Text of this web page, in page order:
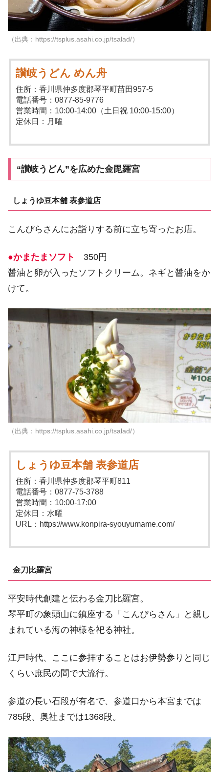
（出典：https://tsplus.asahi.co.jp/tsalad/）
讃岐うどん めん舟
住所：香川県仲多度郡琴平町苗田957-5
電話番号：0877-85-9776
営業時間：10:00-14:00（土日祝 10:00-15:00）
定休日：月曜
“讃岐うどん”を広めた金毘羅宮
しょうゆ豆本舗 表参道店
こんぴらさんにお詣りする前に立ち寄ったお店。
●かまたまソフト
350円
醤油と卵が入ったソフトクリーム。ネギと醤油をか
けて。
（出典：https://tsplus.asahi.co.jp/tsalad/）
しょうゆ豆本舗 表参道店
住所：香川県仲多度郡琴平町811
電話番号：0877-75-3788
営業時間：10:00-17:00
定休日：水曜
URL：https://www.konpira-syouyumame.com/
金刀比羅宮
平安時代創建と伝わる金刀比羅宮。
琴平町の象頭山に鎮座する「こんぴらさん」と親し
まれている海の神様を祀る神社。
江戸時代、ここに参拝することはお伊勢参りと同じ
くらい庶民の間で大流行。
参道の長い石段が有名で、参道口から本宮までは
785段、奥社までは1368段。